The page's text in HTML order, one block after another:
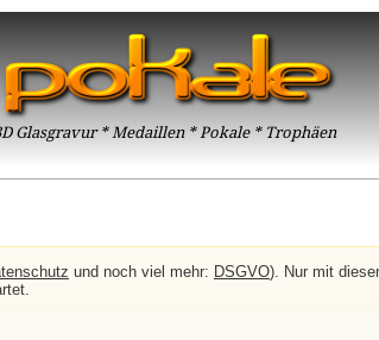
Glasgravur * Medaillen * Pokale * Trophäen
und noch viel mehr: DSGVO). Nur mit